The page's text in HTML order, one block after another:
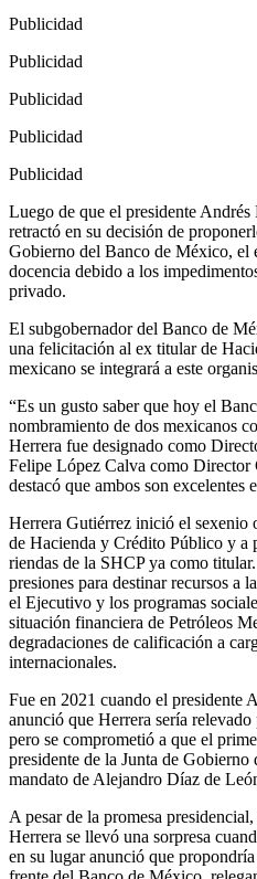
Publicidad
Publicidad
Publicidad
Publicidad
Publicidad
Luego de que el presidente
retractó en su decisión de
Gobierno del Banco de México, el
docencia debido a los
privado.
El subgobernador del Banco de
una felicitación al ex titular de
mexicano se integrará a este
“Es un gusto saber que hoy el
nombramiento de dos mexicanos
Herrera fue designado como
Felipe López Calva como Director
destacó que ambos son excelentes
Herrera Gutiérrez inició el sexenio
de Hacienda y Crédito Público y a
riendas de la SHCP ya como
presiones para destinar recursos a
el Ejecutivo y los programas
situación financiera de Petróleos
degradaciones de calificación a
internacionales.
Fue en 2021 cuando el presidente
anunció que Herrera sería
pero se comprometió a que el
presidente de la Junta de
mandato de Alejandro Díaz de
A pesar de la promesa
Herrera se llevó una sorpresa
en su lugar anunció que